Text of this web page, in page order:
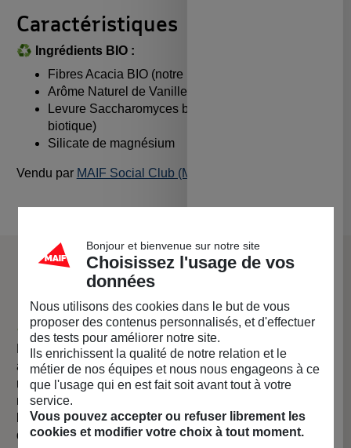
Caractéristiques
♻️ Ingrédients BIO :
Fibres Acacia BIO (notre Pré-biotique)
Arôme Naturel de Vanille BIO
Levure Saccharomyces boulardii (notre Pro-
biotique)
Silicate de magnésium
Vendu par MAIF Social Club (MAIF)
La marque Les Bio Frères
🌿 Mais qui sont les Bio Frères ?
La légende raconte qu’une discussion entre 3 frangins
aurait abouti sur une furieuse envie de bousculer le
monde des compléments alimentaires et de créer une
marque familiale, durable et éthique au service des
besoins vitaux des végétariens et vegans. Nous créons
des compléments alimentaires à base de plantes,
Bonjour et bienvenue sur notre site
Choisissez l'usage de vos
données
Nous utilisons des cookies dans le but de vous
proposer des contenus personnalisés, et d'effectuer
des tests pour améliorer notre site.
Ils enrichissent la qualité de notre relation et le
métier de nos équipes et nous nous engageons à ce
que l'usage qui en est fait soit avant tout à votre
service.
Vous pouvez accepter ou refuser librement les
cookies et modifier votre choix à tout moment.